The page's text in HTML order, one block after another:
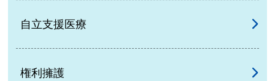
自立支援医療
権利擁護